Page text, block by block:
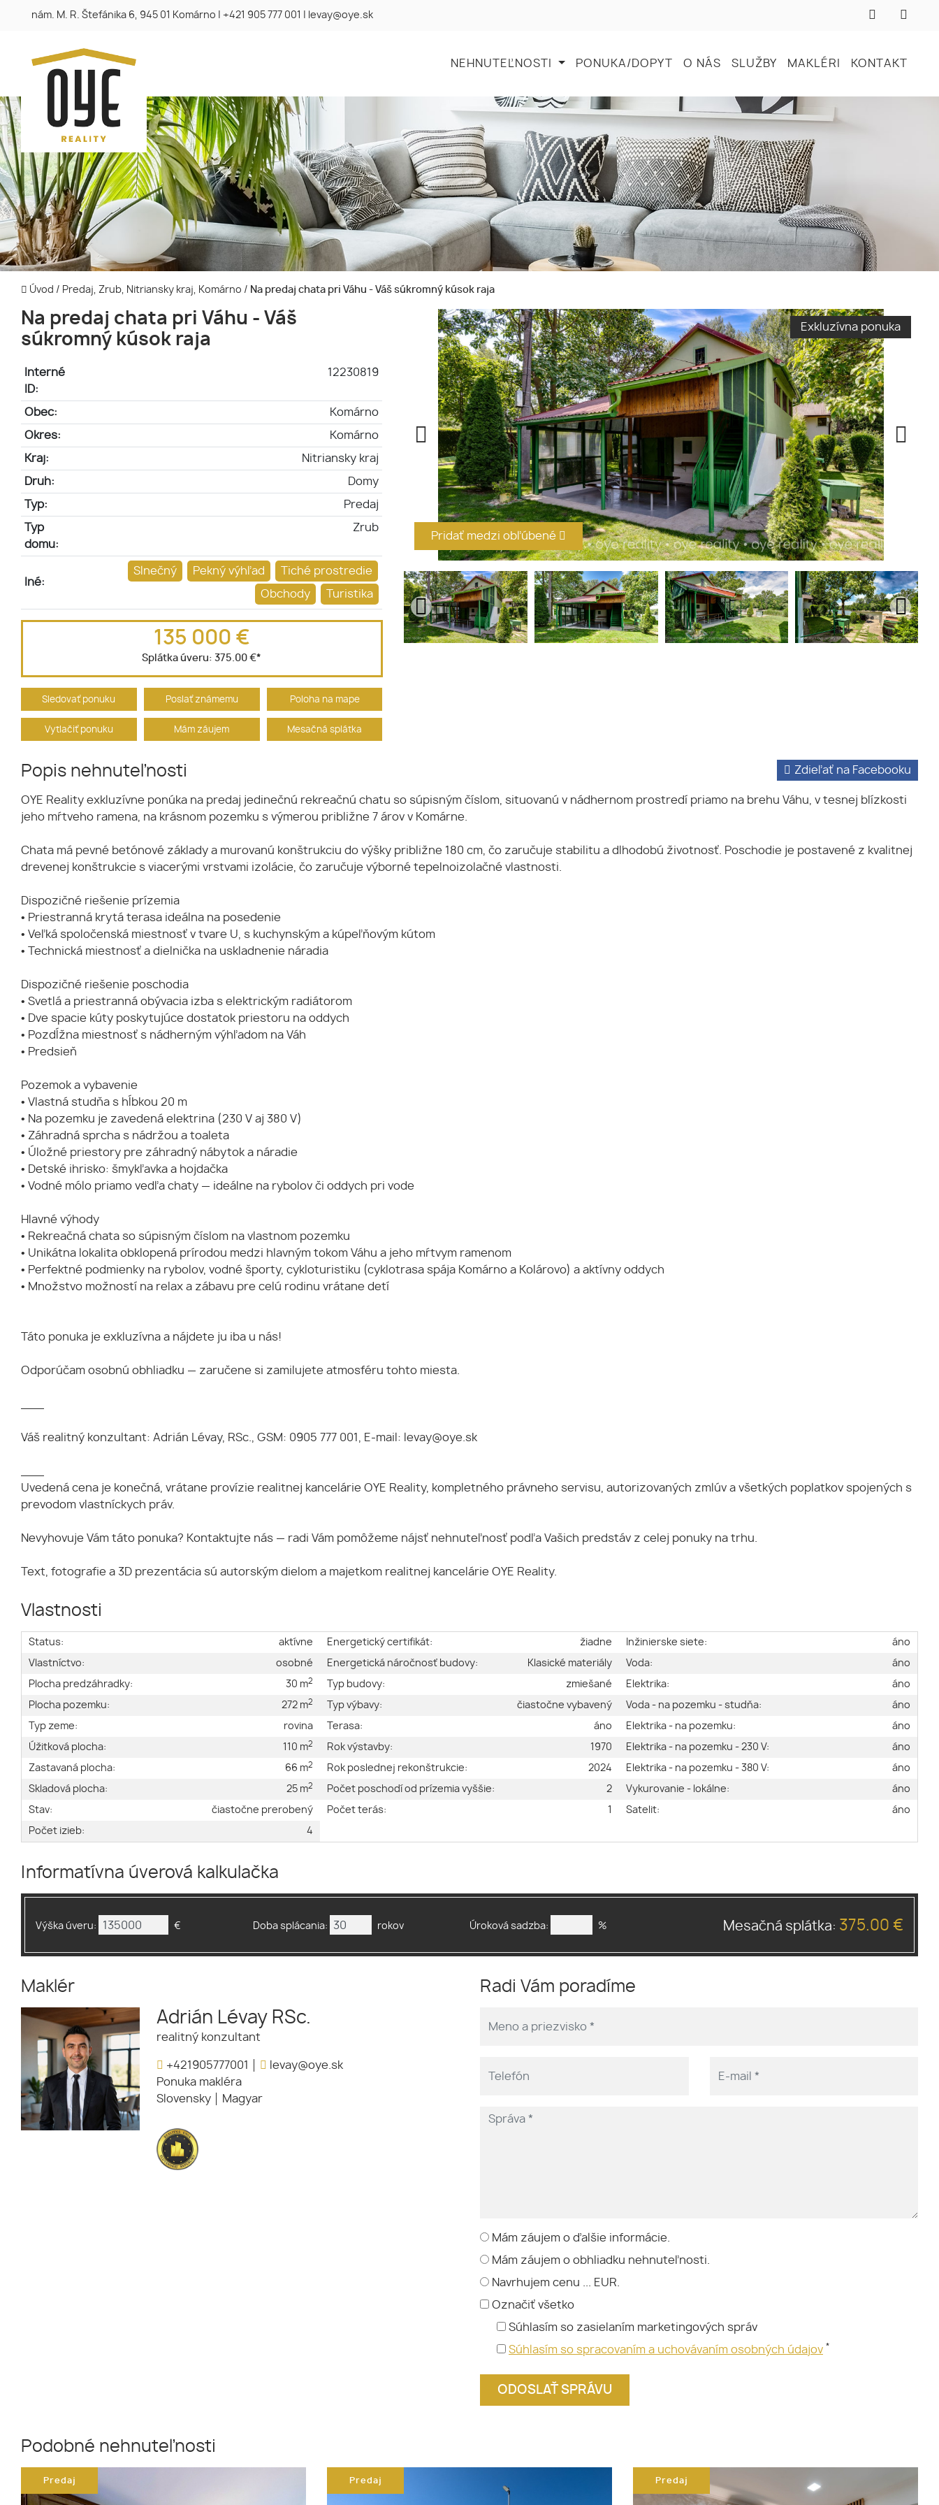
nám. M. R. Štefánika 6, 945 01 Komárno +421 905 777 001 levay@oye.sk
NEHNUTEĽNOSTI PONUKA/DOPYT O NÁS SLUŽBY MAKLÉRI KONTAKT
Úvod / Predaj, Zrub, Nitriansky kraj, Komárno / Na predaj chata pri Váhu - Váš súkromný kúsok raja
Na predaj chata pri Váhu - Váš
súkromný kúsok raja
Interné
ID:
12230819
Obec: Komárno
Okres: Komárno
Kraj: Nitriansky kraj
Druh: Domy
Typ: Predaj
Typ
domu:
Zrub
Iné:
Slnečný Pekný výhľad Tiché prostredie
Obchody Turistika
135 000 €
Splátka úveru:375.00 €*
Sledovať ponuku Poslať známemu Poloha na mape
Vytlačiť ponuku Mám záujem Mesačná splátka
Exkluzívna ponuka
Pridať medzi obľúbené
Popis nehnuteľnosti Zdieľať na Facebooku
OYE Reality exkluzívne ponúka na predaj jedinečnú rekreačnú chatu so súpisným číslom, situovanú v nádhernom prostredí priamo na brehu Váhu, v tesnej blízkosti
jeho mŕtveho ramena, na krásnom pozemku s výmerou približne 7 árov v Komárne.
Chata má pevné betónové základy a murovanú konštrukciu do výšky približne 180 cm, čo zaručuje stabilitu a dlhodobú životnosť. Poschodie je postavené z kvalitnej
drevenej konštrukcie s viacerými vrstvami izolácie, čo zaručuje výborné tepelnoizolačné vlastnosti.
Dispozičné riešenie prízemia
• Priestranná krytá terasa ideálna na posedenie
• Veľká spoločenská miestnosť v tvare U, s kuchynským a kúpeľňovým kútom
• Technická miestnosť a dielnička na uskladnenie náradia
Dispozičné riešenie poschodia
• Svetlá a priestranná obývacia izba s elektrickým radiátorom
• Dve spacie kúty poskytujúce dostatok priestoru na oddych
• Pozdĺžna miestnosť s nádherným výhľadom na Váh
• Predsieň
Pozemok a vybavenie
• Vlastná studňa s hĺbkou 20 m
• Na pozemku je zavedená elektrina (230 V aj 380 V)
• Záhradná sprcha s nádržou a toaleta
• Úložné priestory pre záhradný nábytok a náradie
• Detské ihrisko: šmykľavka a hojdačka
• Vodné mólo priamo vedľa chaty — ideálne na rybolov či oddych pri vode
Hlavné výhody
• Rekreačná chata so súpisným číslom na vlastnom pozemku
• Unikátna lokalita obklopená prírodou medzi hlavným tokom Váhu a jeho mŕtvym ramenom
• Perfektné podmienky na rybolov, vodné športy, cykloturistiku (cyklotrasa spája Komárno a Kolárovo) a aktívny oddych
• Množstvo možností na relax a zábavu pre celú rodinu vrátane detí
Táto ponuka je exkluzívna a nájdete ju iba u nás!
Odporúčam osobnú obhliadku — zaručene si zamilujete atmosféru tohto miesta.
Váš realitný konzultant: Adrián Lévay, RSc., GSM: 0905 777 001, E-mail: levay@oye.sk
Uvedená cena je konečná, vrátane provízie realitnej kancelárie OYE Reality, kompletného právneho servisu, autorizovaných zmlúv a všetkých poplatkov spojených s
prevodom vlastníckych práv.
Nevyhovuje Vám táto ponuka? Kontaktujte nás — radi Vám pomôžeme nájsť nehnuteľnosť podľa Vašich predstáv z celej ponuky na trhu.
Text, fotografie a 3D prezentácia sú autorským dielom a majetkom realitnej kancelárie OYE Reality.
Vlastnosti
Status:
aktívne
Vlastníctvo:
osobné
Plocha predzáhradky:
30 m2
Plocha pozemku: 272 m2
Typ zeme:
rovina
Úžitková plocha:
110 m2
Zastavaná plocha: 66 m2
Skladová plocha: 25 m2
Stav:
čiastočne prerobený
Počet izieb:
4
Energetický certifikát:
žiadne
Energetická náročnosť budovy:
Klasické materiály
Typ budovy:
zmiešané
Typ výbavy:
čiastočne vybavený
Terasa:
áno
Rok výstavby:
1970
Rok poslednej rekonštrukcie:
2024
Počet poschodí od prízemia vyššie:
2
Počet terás:
1
Inžinierske siete:
áno
Voda:
áno
Elektrika:
áno
Voda - na pozemku - studňa:
áno
Elektrika - na pozemku:
áno
Elektrika - na pozemku - 230 V:
áno
Elektrika - na pozemku - 380 V:
áno
Vykurovanie - lokálne:
áno
Satelit:
áno
Informatívna úverová kalkulačka
Výška úveru: € Doba splácania: rokov Úroková sadzba: % Mesačná splátka: 375.00 €
Maklér
Adrián Lévay RSc.
realitný konzultant
+421905777001
levay@oye.sk
Ponuka makléra
Slovensky
Magyar
Radi Vám poradíme
Mám záujem o ďalšie informácie.
Mám záujem o obhliadku nehnuteľnosti.
Navrhujem cenu ... EUR.
Označiť všetko
Súhlasím so zasielaním marketingových správ
Súhlasím so spracovaním a uchovávaním osobných údajov *
Podobné nehnuteľnosti
Predaj Predaj Predaj